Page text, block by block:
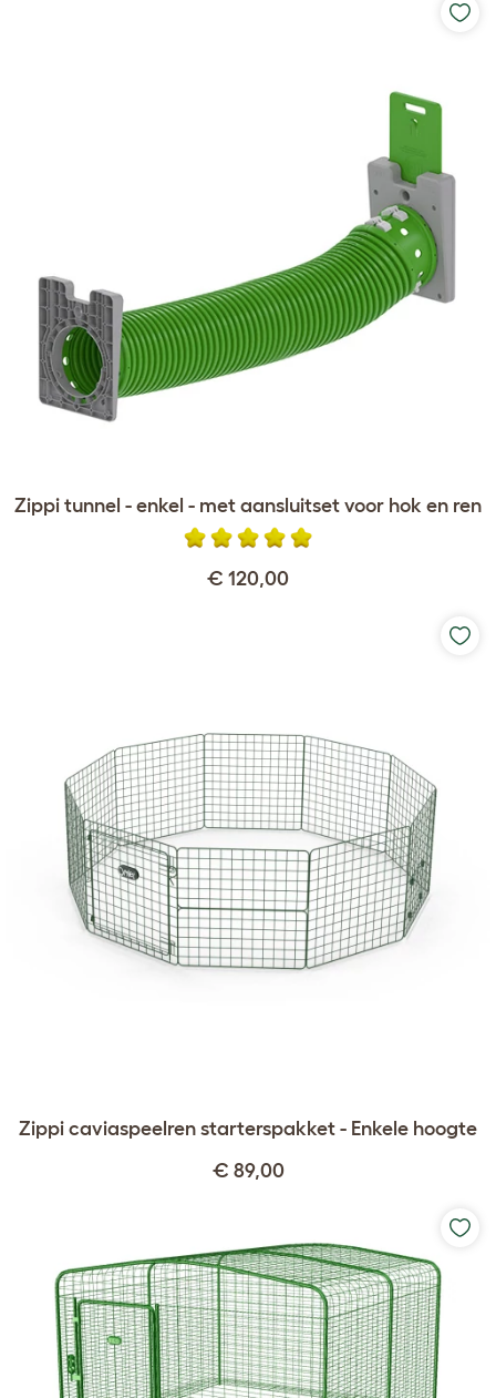
Zippi tunnel - enkel - met aansluitset voor hok en ren
€ 120,00
Zippi caviaspeelren starterspakket - Enkele hoogte
€ 89,00